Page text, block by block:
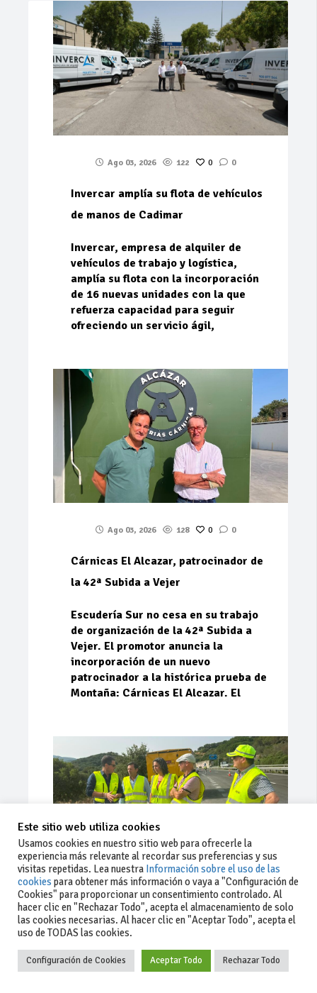
Ago 03, 2026 122 0 0
Invercar amplía su flota de vehículos
de manos de Cadimar
Invercar, empresa de alquiler de
vehículos de trabajo y logística,
amplía su flota con la incorporación
de 16 nuevas unidades con la que
refuerza capacidad para seguir
ofreciendo un servicio ágil,
Ago 03, 2026 128 0 0
Cárnicas El Alcazar, patrocinador de
la 42ª Subida a Vejer
Escudería Sur no cesa en su trabajo
de organización de la 42ª Subida a
Vejer. El promotor anuncia la
incorporación de un nuevo
patrocinador a la histórica prueba de
Montaña: Cárnicas El Alcazar. El
Ago 03, 2026 66 0 0
La Junta implementa mejoras en la
A381 por Los Barrios
Este sitio web utiliza cookies
Usamos cookies en nuestro sitio web para ofrecerle la
experiencia más relevante al recordar sus preferencias y sus
visitas repetidas. Lea nuestra Información sobre el uso de las
cookies para obtener más información o vaya a "Configuración de
Cookies" para proporcionar un consentimiento controlado. Al
hacer clic en "Rechazar Todo", acepta el almacenamiento de solo
las cookies necesarias. Al hacer clic en "Aceptar Todo", acepta el
uso de TODAS las cookies.
Configuración de Cookies Aceptar Todo Rechazar Todo